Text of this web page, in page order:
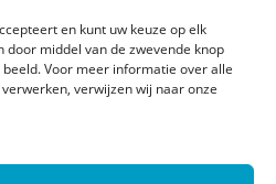
en kunt uw keuze op elk
middel van de zwevende knop
Voor meer informatie over alle
verwijzen wij naar onze
van de Raad van